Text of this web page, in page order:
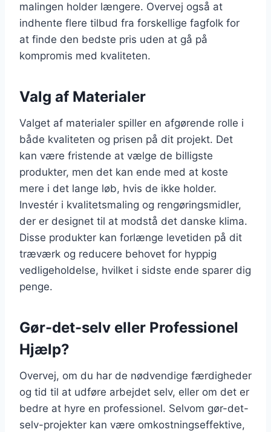
malingen holder længere. Overvej også at
indhente flere tilbud fra forskellige fagfolk for
at finde den bedste pris uden at gå på
kompromis med kvaliteten.
Valg af Materialer
Valget af materialer spiller en afgørende rolle i
både kvaliteten og prisen på dit projekt. Det
kan være fristende at vælge de billigste
produkter, men det kan ende med at koste
mere i det lange løb, hvis de ikke holder.
Investér i kvalitetsmaling og rengøringsmidler,
der er designet til at modstå det danske klima.
Disse produkter kan forlænge levetiden på dit
træværk og reducere behovet for hyppig
vedligeholdelse, hvilket i sidste ende sparer dig
penge.
Gør-det-selv eller Professionel
Hjælp?
Overvej, om du har de nødvendige færdigheder
og tid til at udføre arbejdet selv, eller om det er
bedre at hyre en professionel. Selvom gør-det-
selv-projekter kan være omkostningseffektive,